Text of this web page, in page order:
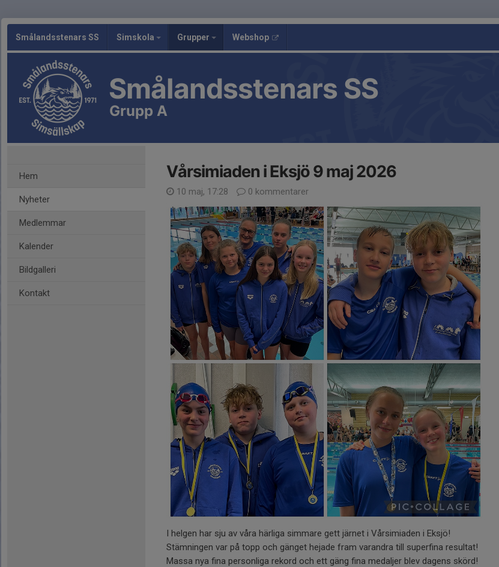
Smålandsstenars SS Simskola Grupper Webshop
Smålandsstenars SS
Grupp A
Hem
Nyheter
Medlemmar
Kalender
Bildgalleri
Kontakt
Vårsimiaden i Eksjö 9 maj 2026
10 maj, 17:28 0 kommentarer
I helgen har sju av våra härliga simmare gett järnet i Vårsimiaden i Eksjö!
Stämningen var på topp och gänget hejade fram varandra till superfina resultat!
Massa nya fina personliga rekord och ett gäng fina medaljer blev dagens skörd!